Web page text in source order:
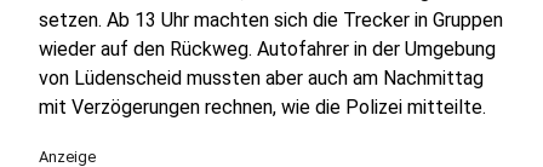
setzen. Ab 13 Uhr machten sich die Trecker in Gruppen
wieder auf den Rückweg. Autofahrer in der Umgebung
von Lüdenscheid mussten aber auch am Nachmittag
mit Verzögerungen rechnen, wie die Polizei mitteilte.
Anzeige